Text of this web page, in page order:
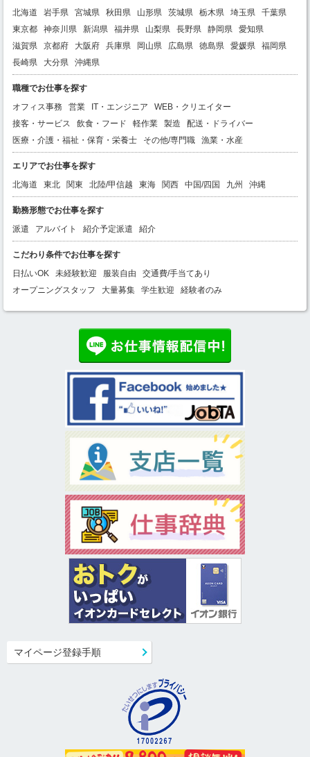
北海道
岩手県 宮城県 秋田県 山形県 茨城県 栃木県 埼玉県
千葉県
東京都
神奈川県 新潟県 福井県 山梨県 長野県 静岡県
愛知県
滋賀県
京都府 大阪府 兵庫県 岡山県 広島県 徳島県 愛媛県
福岡県
長崎県
大分県 沖縄県
職種でお仕事を探す
オフィス事務
営業 IT・エンジニア
WEB・クリエイター
接客・サービス
飲食・フード 軽作業 製造
配送・ドライバー
医療・介護・福祉・保育・栄養士
その他/専門職 漁業・水産
エリアでお仕事を探す
北海道
東北 関東 北陸/甲信越 東海 関西 中国/四国 九州 沖縄
勤務形態でお仕事を探す
派遣
アルバイト 紹介予定派遣 紹介
こだわり条件でお仕事を探す
日払いOK
未経験歓迎 服装自由
交通費/手当てあり
オープニングスタッフ
大量募集 学生歓迎 経験者のみ
マイページ登録手順